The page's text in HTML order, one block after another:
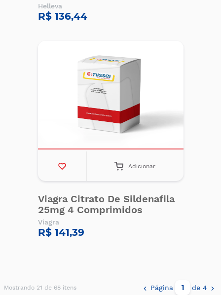
Helleva
R$ 136,44
Adicionar
Viagra Citrato De Sildenafila
25mg 4 Comprimidos
Viagra
R$ 141,39
Mostrando 21 de 68 itens Página de 4